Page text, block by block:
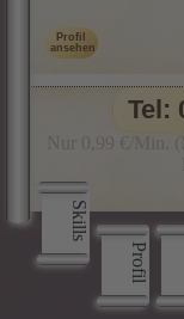
Skills
Profil
Tel: